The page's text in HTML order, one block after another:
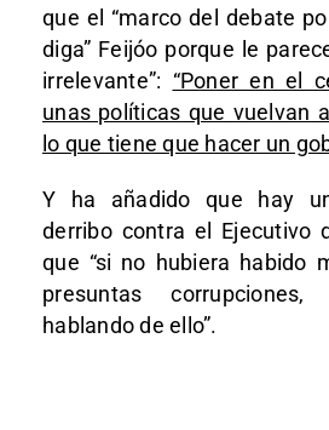
que el “marco del debate
diga” Feijóo porque le
irrelevante”: “Poner en el
unas políticas que vuelvan
lo que tiene que hacer un
Y ha añadido que hay
derribo contra el Ejecutivo
que “si no hubiera habido
presuntas
hablando de ello”.